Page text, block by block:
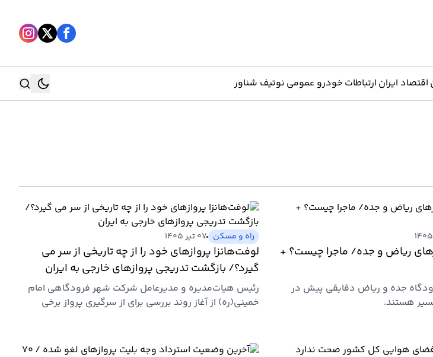
اقتصاد ایران ارتباطات خودرو عمومی نوتیف شناور
ریاض و جده/ ماجرا چیست؟ +
جده و ریاض دقایقی پیش در
هستند.
راه و مسکن ۰۷ تیر ۱۴۰۵
لوفت‌هانزا پروازهای خود را از چه تاریخی از سر می
گیرد؟/ بازگشت تدریجی پروازهای خارجی به ایران
رئیس هیات‌مدیره و مدیرعامل شرکت شهر فرودگاهی امام
خمینی(ره) از آغاز روند بررسی برای از سرگیری پرواز برخی